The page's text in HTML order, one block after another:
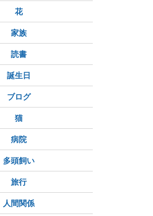
花
家族
読書
誕生日
ブログ
猫
病院
多頭飼い
旅行
人間関係